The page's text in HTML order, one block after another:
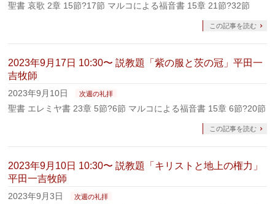
聖書 哀歌 2章 15節?17節 マルコによる福音書 15章 21節?32節
この記事を読む
2023年9月17日 10:30〜 説教題「紫の服と茨の冠」平田一
吉牧師
2023年9月10日 次週の礼拝
聖書 エレミヤ書 23章 5節?6節 マルコによる福音書 15章 6節?20節
この記事を読む
2023年9月10日 10:30〜 説教題「キリストと地上の権力」
平田一吉牧師
2023年9月3日 次週の礼拝